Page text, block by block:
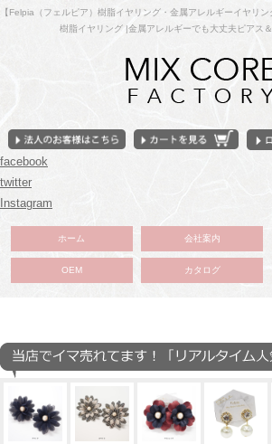
【Felpia（フェルピア）樹脂イヤリング・金属アレルギーイヤリ
樹脂イヤリング |金属アレルギーでも大丈夫ピアス
facebook
twitter
Instagram
ホーム 会社案内
OEM カタログ